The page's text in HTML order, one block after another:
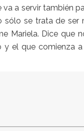
a servir también
sólo se trata de
Mariela. Dice que
el que comienza